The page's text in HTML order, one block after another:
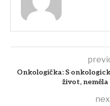
Onkologička: S
život,